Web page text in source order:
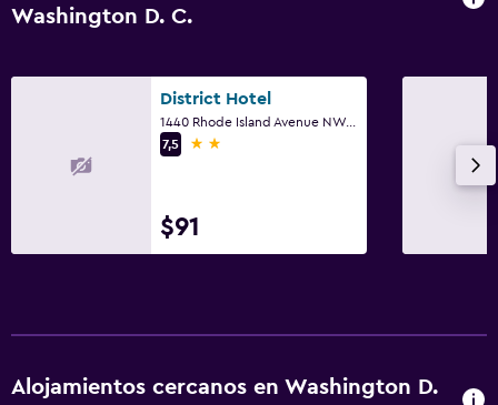
Washington D. C.
District Hotel
7,5
2 estrellas
$91
Alojamientos cercanos en Washington D.